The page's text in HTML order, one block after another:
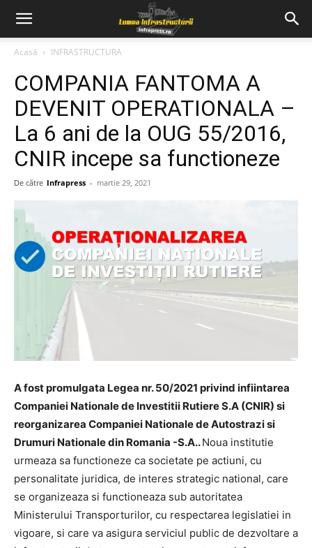
Acasă INFRASTRUCTURA
COMPANIA FANTOMA A
DEVENIT OPERATIONALA –
La 6 ani de la OUG 55/2016,
CNIR incepe sa functioneze
De către Infrapress - martie 29, 2021
A fost promulgata Legea nr. 50/2021 privind infiintarea
Companiei Nationale de Investitii Rutiere S.A (CNIR) si
reorganizarea Companiei Nationale de Autostrazi si
Drumuri Nationale din Romania -S.A..Noua institutie
urmeaza sa functioneze ca societate pe actiuni, cu
personalitate juridica, de interes strategic national, care
se organizeaza si functioneaza sub autoritatea
Ministerului Transporturilor, cu respectarea legislatiei in
vigoare, si care va asigura serviciul public de dezvoltare a